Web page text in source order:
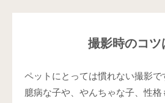
撮影時のコツ
ペットにとっては慣れない撮影で
臆病な子や、やんちゃな子、性